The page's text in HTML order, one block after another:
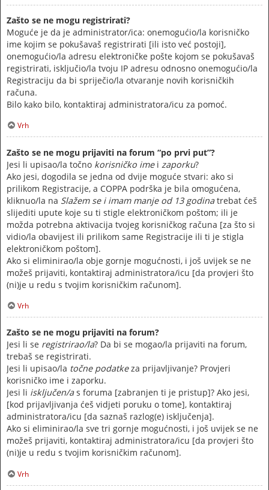
Zašto se ne mogu registrirati?
Moguće je da je administrator/ica: onemogućio/la korisničko
ime kojim se pokušavaš registrirati [ili isto već postoji],
onemogućio/la adresu elektroničke pošte kojom se pokušavaš
registrirati, isključio/la tvoju IP adresu odnosno onemogućio/la
Registraciju da bi spriječio/la otvaranje novih korisničkih
računa.
Bilo kako bilo, kontaktiraj administratora/icu za pomoć.
Vrh
Zašto se ne mogu prijaviti na forum “po prvi put”?
Jesi li upisao/la točno korisničko imei zaporku?
Ako jesi, dogodila se jedna od dvije moguće stvari: ako si
prilikom Registracije, a COPPA podrška je bila omogućena,
kliknuo/la na Slažem se i imam manje od 13 godinatrebat ćeš
slijediti upute koje su ti stigle elektroničkom poštom; ili je
možda potrebna aktivacija tvojeg korisničkog računa [za što si
vidio/la obavijest ili prilikom same Registracije ili ti je stigla
elektroničkom poštom].
Ako si eliminirao/la obje gornje mogućnosti, i još uvijek se ne
možeš prijaviti, kontaktiraj administratora/icu [da provjeri što
(ni)je u redu s tvojim korisničkim računom].
Vrh
Zašto se ne mogu prijaviti na forum?
Jesi li se registrirao/la? Da bi se mogao/la prijaviti na forum,
trebaš se registrirati.
Jesi li upisao/la točne podatkeza prijavljivanje? Provjeri
korisničko ime i zaporku.
Jesi li isključen/as foruma [zabranjen ti je pristup]? Ako jesi,
[kod prijavljivanja ćeš vidjeti poruku o tome], kontaktiraj
administratora/icu [da saznaš razlog(e) isključenja].
Ako si eliminirao/la sve tri gornje mogućnosti, i još uvijek se ne
možeš prijaviti, kontaktiraj administratora/icu [da provjeri što
(ni)je u redu s tvojim korisničkim računom].
Vrh